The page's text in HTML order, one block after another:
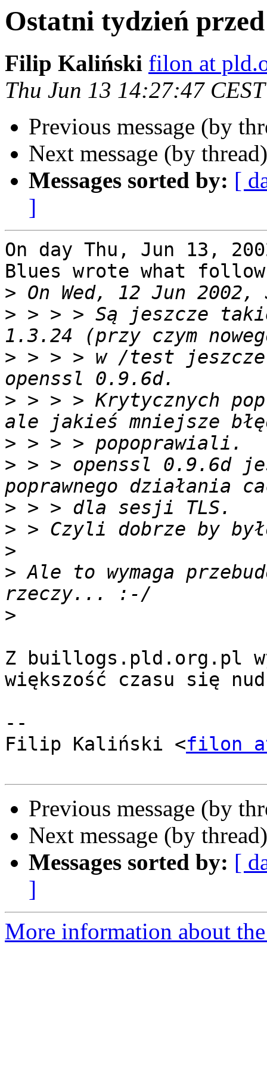
Ostatni tydzień
Filip Kaliński filon at
Thu Jun 13 14:27:47
Previous message (by
Next message (by
Messages sorted by: [
]
On day Thu, Jun 13,
Blues wrote what
>
> > > > Są jeszcze
> > > > w /test
> > > > Krytycznych
>
> > > openssl 0.9.6d
>
>
>
> Ale to wymaga
>
Z buillogs.pld.org.pl
większość czasu się
--
Filip Kaliński <filon
Previous message (by
Next message (by
Messages sorted by: [
]
More information about